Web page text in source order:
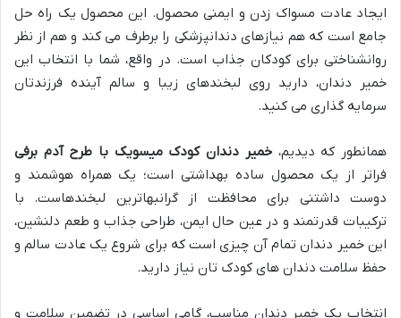
ایجاد عادت مسواک زدن و ایمنی محصول. این محصول یک راه حل
جامع است که هم نیازهای دندانپزشکی را برطرف می کند و هم از نظر
روانشناختی برای کودکان جذاب است. در واقع، شما با انتخاب این
خمیر دندان، دارید روی لبخندهای زیبا و سالم آینده فرزندتان
سرمایه گذاری می کنید.
همانطور که دیدیم،خمیر دندان کودک میسویک با طرح آدم برفی
فراتر از یک محصول ساده بهداشتی است؛ یک همراه هوشمند و
دوست داشتنی برای محافظت از گرانبهاترین لبخندهاست. با
ترکیبات قدرتمند و در عین حال ایمن، طراحی جذاب و طعم دلنشین،
این خمیر دندان تمام آن چیزی است که برای شروع یک عادت سالم و
حفظ سلامت دندان های کودک تان نیاز دارید.
انتخاب یک خمیر دندان مناسب، گامی اساسی در تضمین سلامت و